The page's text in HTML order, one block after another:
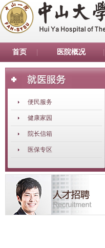
首页 医院概况
便民服务
健康家园
院长信箱
医保专区